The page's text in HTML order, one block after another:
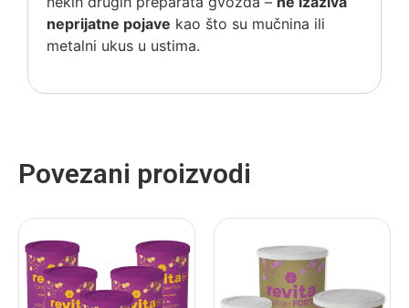
neprijatne pojave kao što su mučnina ili
metalni ukus u ustima.
Povezani proizvodi